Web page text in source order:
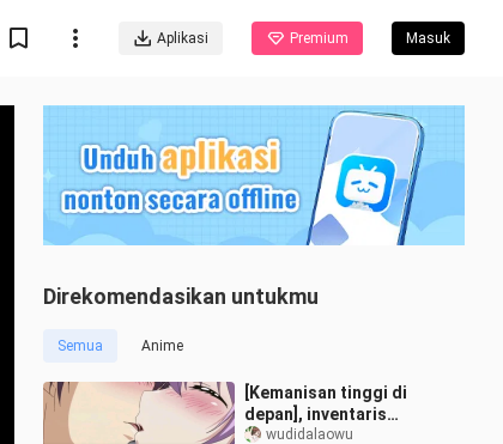
Aplikasi Premium Masuk
Direkomendasikan untukmu
Semua Anime
[Kemanisan tinggi di
depan], inventaris
adegan ciuman anime
wudidalaowu